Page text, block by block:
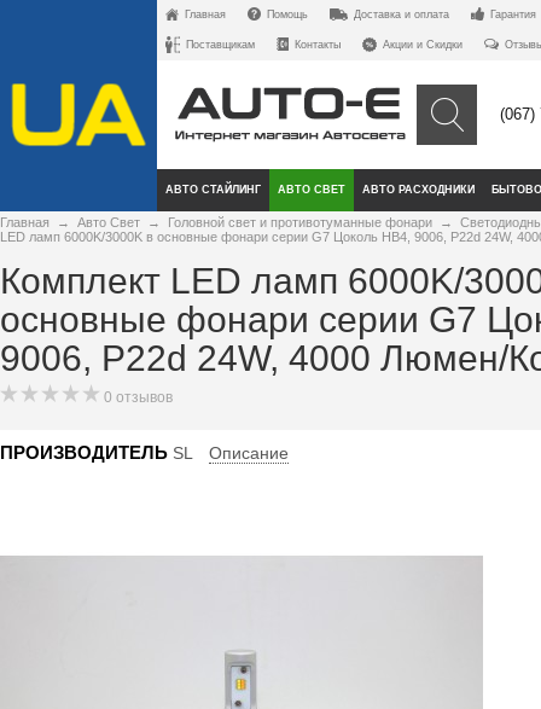
Главная Помощь Доставка и оплата Гарантия
Поставщикам Контакты Акции и Скидки
(067)
АВТО СТАЙЛИНГ АВТО СВЕТ АВТО РАСХОДНИКИ
Главная → Авто Свет → Головной свет и противотуманные фонари →
LED ламп 6000K/3000K в основные фонари серии G7 Цоколь НB4, 9006, P22d 24W,
Комплект LED ламп 6000K/
основные фонари серии G7
9006, P22d 24W, 4000 Люмен/
0 отзывов
ПРОИЗВОДИТЕЛЬ SL Описание